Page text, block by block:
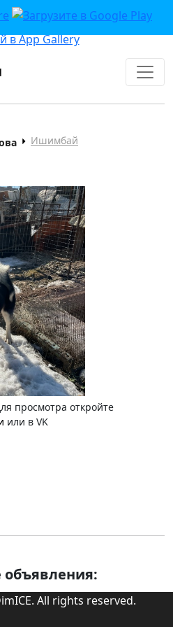
Ишимбай
просмотра откройте
или в VK
All rights reserved.